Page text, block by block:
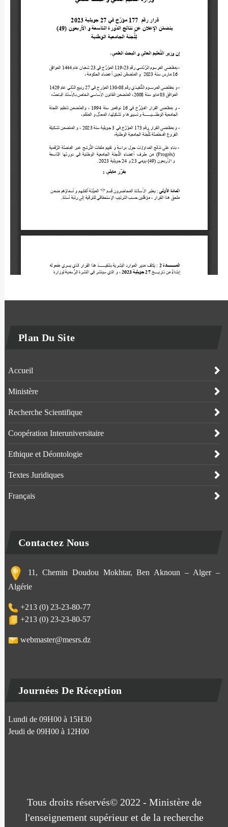
Plan Du Site
Accueil
Ministère
Recherche Scientifique
Coopération Interuniversitaire
Ethique et Déontologie
Textes Juridiques
Français
Contactez Nous
11, Chemin Doudou Mokhtar, Ben Aknoun – Alger –
Algérie
+213 (0) 23-23-80-77
+213 (0) 23-23-80-57
webmaster@mesrs.dz
Journées De Réception
Lundi de 09H00 à 15H30
Jeudi de 09H00 à 12H00
Tous droits réservés© 2022 - Ministère de
l'enseignement supérieur et de la recherche